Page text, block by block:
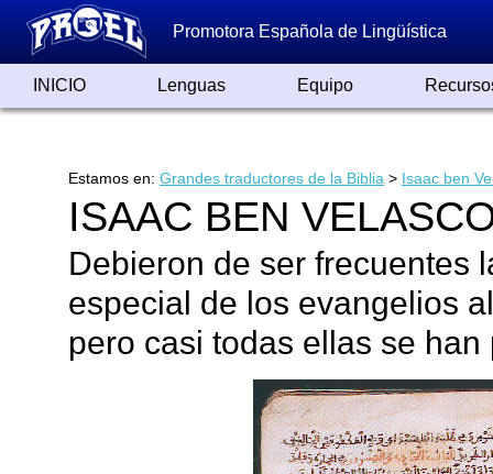
Promotora Española de Lingüística
INICIO Lenguas Equipo
Estamos en: Grandes traductores de la Biblia > Isaac ben
ISAAC BEN
Debieron de ser frecuentes
especial de los evangelios
pero casi todas ellas se